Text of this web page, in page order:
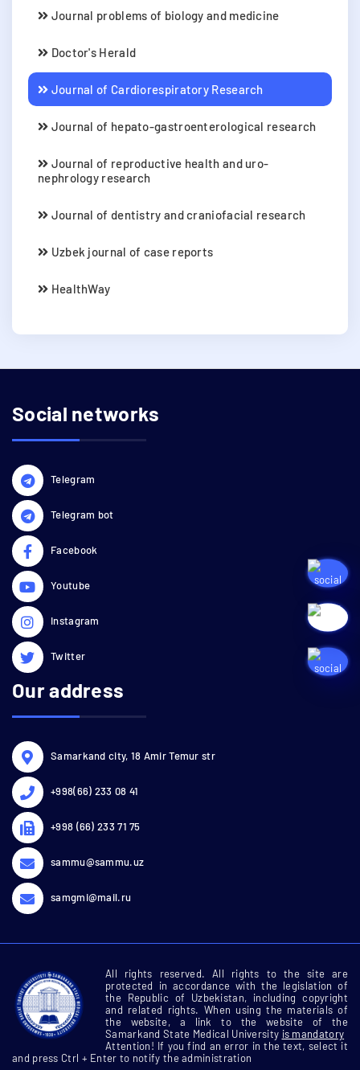
Journal problems of biology and medicine
Doctor's Herald
Journal of Cardiorespiratory Research
Journal of hepato-gastroenterological research
Journal of reproductive health and uro-
nephrology research
Journal of dentistry and craniofacial research
Uzbek journal of case reports
HealthWay
Social networks
Telegram
Telegram bot
Facebook
Youtube
Instagram
Twitter
Our address
Samarkand city, 18 Amir Temur str
+998(66) 233 08 41
+998 (66) 233 71 75
sammu@sammu.uz
samgmi@mail.ru
All rights reserved. All rights to the site are
protected in accordance with the legislation of
the Republic of Uzbekistan, including copyright
and related rights. When using the materials of
the website, a link to the website of the
Samarkand State Medical University is mandatory
Attention! If you find an error in the text, select it
and press Ctrl + Enter to notify the administration